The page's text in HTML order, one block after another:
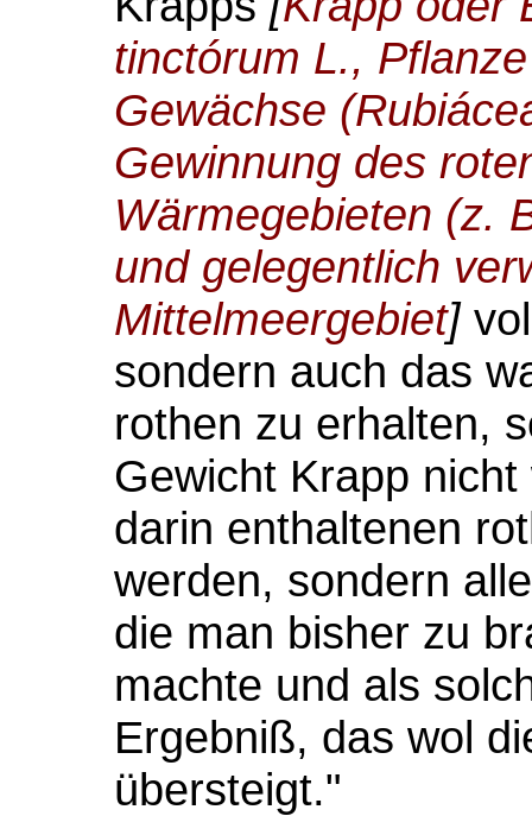
tinctórum L.,
Gewächse
Gewinnung des
Wärmegebieten (z.
und gelegentlich
Mittelmeergebiet]
sondern auch das
rothen zu erhalten,
Gewicht Krapp
darin enthaltenen
werden, sondern
die man bisher zu
machte und als
Ergebniß, das wol
übersteigt."